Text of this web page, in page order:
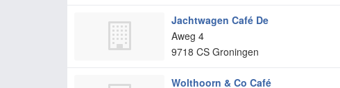
Jachtwagen Café De
Aweg 4
9718 CS Groningen
Wolthoorn & Co Café